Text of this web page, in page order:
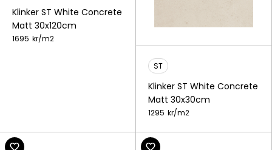
Klinker ST White Concrete
Matt 30x120cm
1695 kr/m2
ST
Klinker ST White Concrete
Matt 30x30cm
1295 kr/m2